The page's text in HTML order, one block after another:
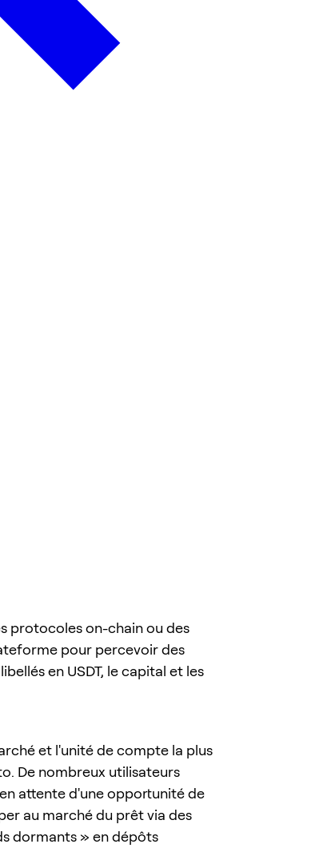
protocoles on-chain ou des
pour percevoir des
en USDT, le capital et les
et l'unité de compte la plus
De nombreux utilisateurs
attente d'une opportunité de
au marché du prêt via des
dormants » en dépôts